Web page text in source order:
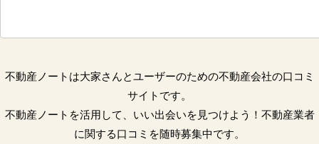
不動産ノートは大家さんとユーザーのための不動産会社の口コミ
サイトです。
不動産ノートを活用して、いい出会いを見つけよう！不動産業者
に関する口コミを随時募集中です。